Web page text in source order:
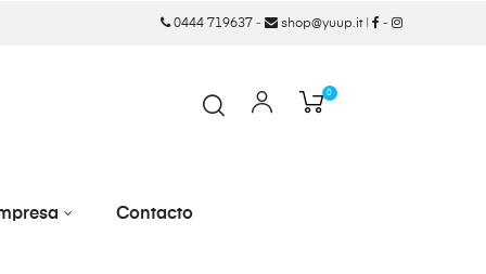
0444 719637- shop@yuup.it| -
0
Contacto